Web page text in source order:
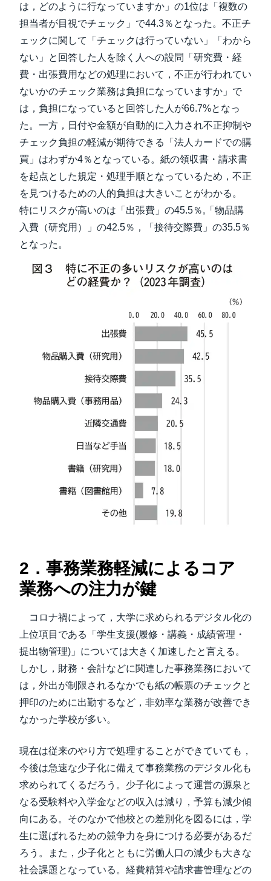
は，どのように行なっていますか」の1位は「複数の
担当者が目視でチェック」で44.3％となった。不正チ
ェックに関して「チェックは行っていない」「わから
ない」と回答した人を除く人への設問「研究費・経
費・出張費用などの処理において，不正が行われてい
ないかのチェック業務は負担になっていますか」で
は，負担になっていると回答した人が66.7%となっ
た。一方，日付や金額が自動的に入力され不正抑制や
チェック負担の軽減が期待できる「法人カードでの購
買」はわずか4％となっている。紙の領収書・請求書
を起点とした規定・処理手順となっているため，不正
を見つけるための人的負担は大きいことがわかる。
特にリスクが高いのは「出張費」の45.5％,「物品購
入費（研究用）」の42.5％，「接待交際費」の35.5％
となった。
2．事務業務軽減によるコア
業務への注力が鍵
コロナ禍によって，大学に求められるデジタル化の
上位項目である「学生支援(履修・講義・成績管理・
提出物管理)」については大きく加速したと言える。
しかし，財務・会計などに関連した事務業務において
は，外出が制限されるなかでも紙の帳票のチェックと
押印のために出勤するなど，非効率な業務が改善でき
なかった学校が多い。
現在は従来のやり方で処理することができていても，
今後は急速な少子化に備えて事務業務のデジタル化も
求められてくるだろう。少子化によって運営の源泉と
なる受験料や入学金などの収入は減り，予算も減少傾
向にある。そのなかで他校との差別化を図るには，学
生に選ばれるための競争力を身につける必要があるだ
ろう。また，少子化とともに労働人口の減少も大きな
社会課題となっている。経費精算や請求書管理などの